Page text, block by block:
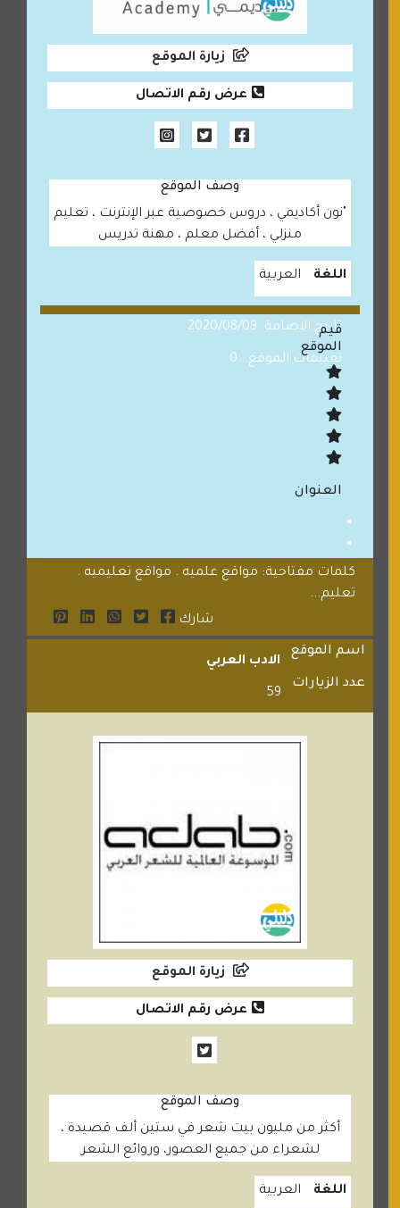
زيارة الموقع
عرض رقم الاتصال
وصف الموقع
"نون أكاديمي ، دروس خصوصية عبر الإنترنت ، تعليم
منزلي ، أفضل معلم ، مهنة تدريس
اللغة العربية
تاريخ الاضافة: 2020/08/09
تقييمات الموقع : 0
قيم
الموقع
العنوان
كلمات مفتاحية: مواقع علميه . مواقع تعليميه .
تعليم...
شارك
اسم الموقع
الادب العربي
عدد الزيارات
59
زيارة الموقع
عرض رقم الاتصال
وصف الموقع
أكثر من مليون بيت شعر في ستين ألف قصيدة ،
لشعراء من جميع العصور، وروائع الشعر
اللغة العربية